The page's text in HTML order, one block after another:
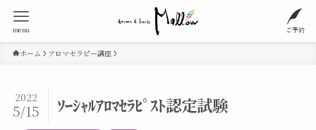
ご予約
menu
ホーム アロマセラピー講座
ｿｰｼｬﾙｱﾛﾏｾﾗﾋﾟｽﾄ認定試験
2022
5/15